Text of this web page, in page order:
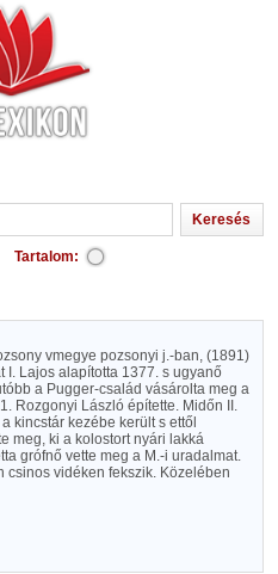
Tartalom:
vmegye pozsonyi j.-ban, (1891)
I. Lajos alapította 1377. s ugyanő
a Pugger-család vásárolta meg a
Rozgonyi László építette. Midőn II.
kincstár kezébe került s ettől
meg, ki a kolostort nyári lakká
grófnő vette meg a M.-i uradalmat.
csinos vidéken fekszik. Közelében